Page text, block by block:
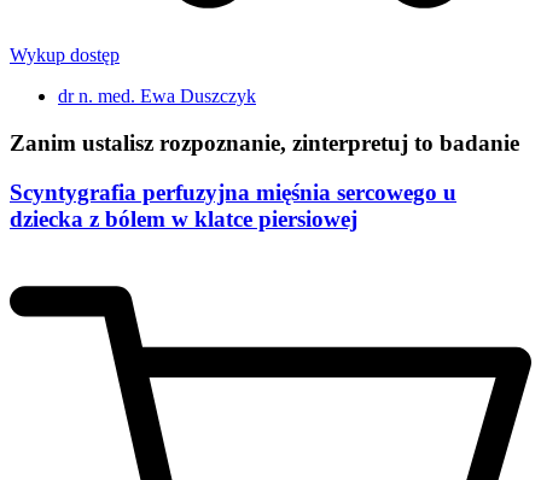
Wykup dostęp
dr n. med. Ewa Duszczyk
Zanim ustalisz rozpoznanie, zinterpretuj to badanie
Scyntygrafia perfuzyjna mięśnia sercowego u
dziecka z bólem w klatce piersiowej